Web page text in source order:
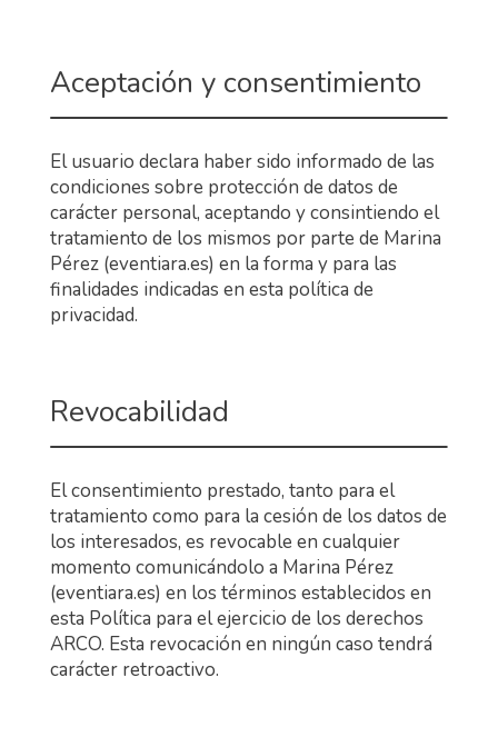
Aceptación y consentimiento
El usuario declara haber sido informado de las
condiciones sobre protección de datos de
carácter personal, aceptando y consintiendo el
tratamiento de los mismos por parte de Marina
Pérez (eventiara.es) en la forma y para las
finalidades indicadas en esta política de
privacidad.
Revocabilidad
El consentimiento prestado, tanto para el
tratamiento como para la cesión de los datos de
los interesados, es revocable en cualquier
momento comunicándolo a Marina Pérez
(eventiara.es) en los términos establecidos en
esta Política para el ejercicio de los derechos
ARCO. Esta revocación en ningún caso tendrá
carácter retroactivo.